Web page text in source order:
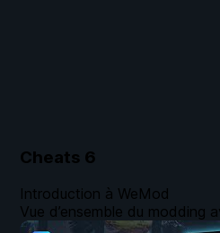
Cheats 6
Introduction à WeMod
Vue d’ensemble du modding